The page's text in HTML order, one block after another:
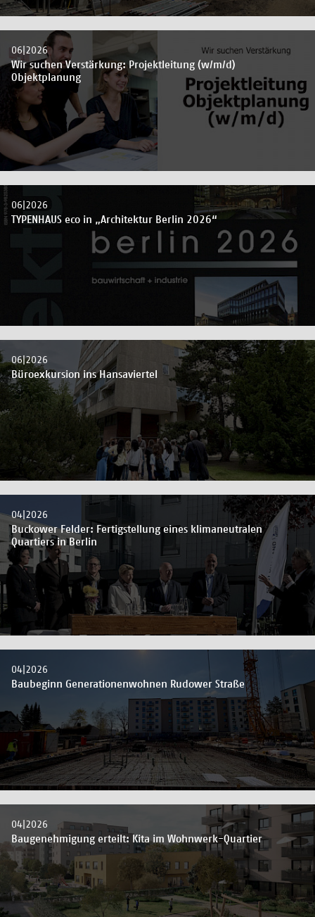
06|2026
Wir suchen Verstärkung: Projektleitung (w/m/d)
Objektplanung
06|2026
TYPENHAUS eco in „Architektur Berlin 2026“
06|2026
Büroexkursion ins Hansaviertel
04|2026
Buckower Felder: Fertigstellung eines klimaneutralen
Quartiers in Berlin
04|2026
Baubeginn Generationenwohnen Rudower Straße
04|2026
Baugenehmigung erteilt: Kita im Wohnwerk-Quartier